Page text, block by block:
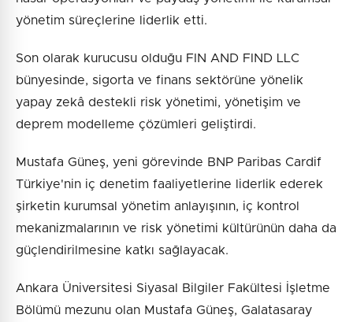
yönetim süreçlerine liderlik etti.
Son olarak kurucusu olduğu FIN AND FIND LLC
bünyesinde, sigorta ve finans sektörüne yönelik
yapay zekâ destekli risk yönetimi, yönetişim ve
deprem modelleme çözümleri geliştirdi.
Mustafa Güneş, yeni görevinde BNP Paribas Cardif
Türkiye'nin iç denetim faaliyetlerine liderlik ederek
şirketin kurumsal yönetim anlayışının, iç kontrol
mekanizmalarının ve risk yönetimi kültürünün daha da
güçlendirilmesine katkı sağlayacak.
Ankara Üniversitesi Siyasal Bilgiler Fakültesi İşletme
Bölümü mezunu olan Mustafa Güneş, Galatasaray